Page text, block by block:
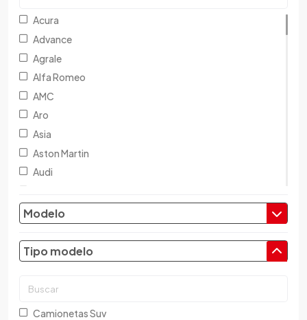
Acura
Advance
Agrale
Alfa Romeo
AMC
Aro
Asia
Aston Martin
Audi
Baic
Bentley
Brilliance
Modelo
Tipo modelo
Camionetas Suv